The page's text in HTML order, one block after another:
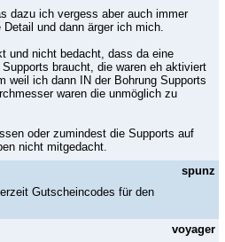
dazu ich vergess aber auch immer
und dann ärger ich mich.
und nicht bedacht, dass da eine
braucht, die waren eh aktiviert
weil ich dann IN der Bohrung Supports
waren die unmöglich zu
oder zumindest die Supports auf
nicht mitgedacht.
spunz
Gutscheincodes für den
voyager